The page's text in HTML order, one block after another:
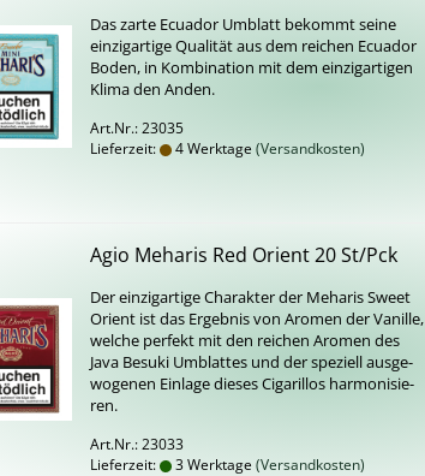
Das zarte Ecua­dor Um­blatt be­kommt seine
ein­zig­ar­ti­ge Qua­li­tät aus dem rei­chen Ecua­dor
Boden, in Kom­bi­na­ti­on mit dem ein­zig­ar­ti­gen
Klima den Anden.
Art.Nr.: 23035
Lieferzeit:
4 Werktage(Versandkosten)
Agio Meha­ris Red Ori­ent 20 St/Pck
Der ein­zig­ar­ti­ge Cha­rak­ter der Meha­ris Sweet
Ori­ent ist das Er­geb­nis von Aro­men der Va­nil­le,
wel­che per­fekt mit den rei­chen Aro­men des
Java Be­suki Um­blat­tes und der spe­zi­ell aus­ge­
wo­ge­nen Ein­la­ge die­ses Ci­ga­ril­los har­mo­ni­sie­
ren.
Art.Nr.: 23033
Lieferzeit:
3 Werktage(Versandkosten)